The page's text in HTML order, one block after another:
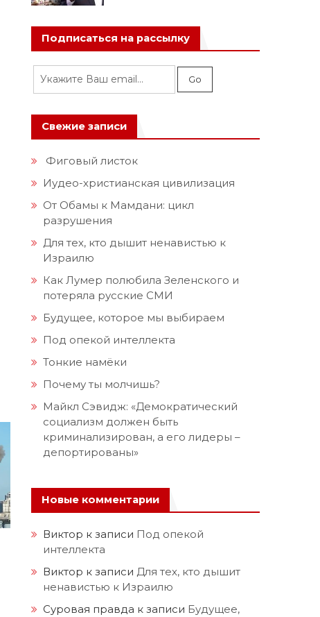
Подписаться на рассылку
Свежие записи
Фиговый листок
Иудео-христианская цивилизация
От Обамы к Мамдани: цикл
разрушения
Для тех, кто дышит ненавистью к
Израилю
Как Лумер полюбила Зеленского и
потеряла русские СМИ
Будущее, которое мы выбираем
Под опекой интеллекта
Тонкие намёки
Почему ты молчишь?
Майкл Сэвидж: «Демократический
социализм должен быть
криминализирован, а его лидеры –
депортированы»
Новые комментарии
Виктор к записи Под опекой
интеллекта
Виктор к записи Для тех, кто дышит
ненавистью к Израилю
Суровая правда к записи Будущее,